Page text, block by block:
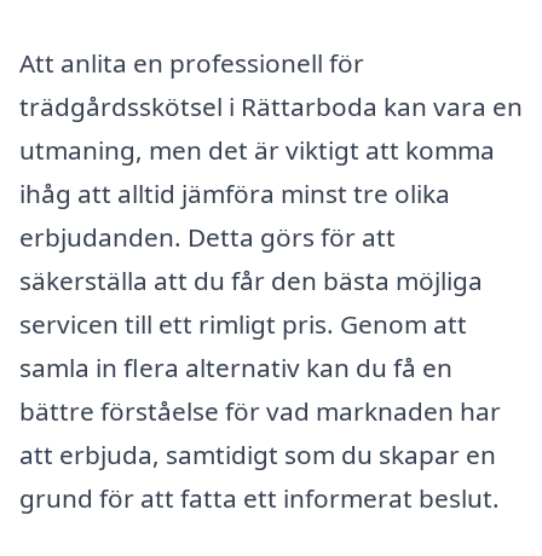
Att anlita en professionell för
trädgårdsskötsel i Rättarboda kan vara en
utmaning, men det är viktigt att komma
ihåg att alltid jämföra minst tre olika
erbjudanden. Detta görs för att
säkerställa att du får den bästa möjliga
servicen till ett rimligt pris. Genom att
samla in flera alternativ kan du få en
bättre förståelse för vad marknaden har
att erbjuda, samtidigt som du skapar en
grund för att fatta ett informerat beslut.